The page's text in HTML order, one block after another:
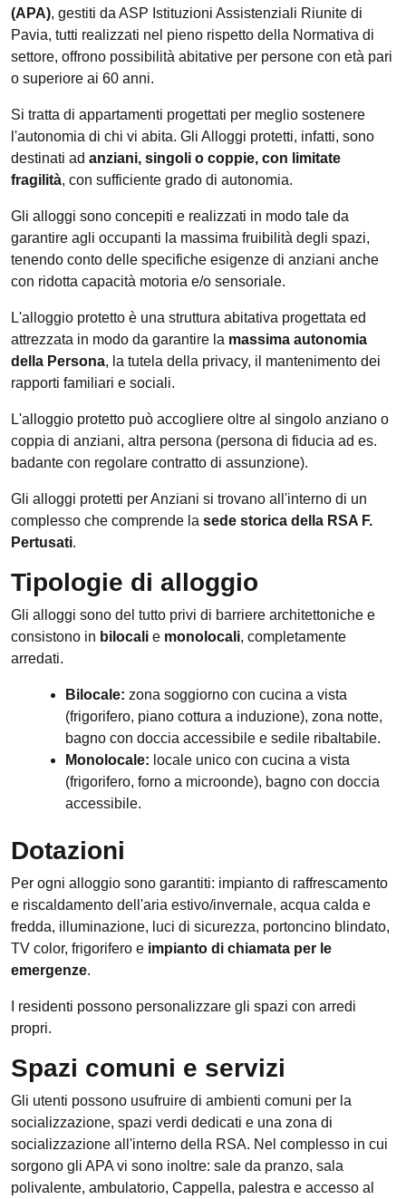
(APA), gestiti da ASP Istituzioni Assistenziali Riunite di
Pavia, tutti realizzati nel pieno rispetto della Normativa di
settore, offrono possibilità abitative per persone con età pari
o superiore ai 60 anni.
Si tratta di appartamenti progettati per meglio sostenere
l'autonomia di chi vi abita. Gli Alloggi protetti, infatti, sono
destinati ad anziani, singoli o coppie, con limitate
fragilità, con sufficiente grado di autonomia.
Gli alloggi sono concepiti e realizzati in modo tale da
garantire agli occupanti la massima fruibilità degli spazi,
tenendo conto delle specifiche esigenze di anziani anche
con ridotta capacità motoria e/o sensoriale.
L'alloggio protetto è una struttura abitativa progettata ed
attrezzata in modo da garantire la massima autonomia
della Persona, la tutela della privacy, il mantenimento dei
rapporti familiari e sociali.
L'alloggio protetto può accogliere oltre al singolo anziano o
coppia di anziani, altra persona (persona di fiducia ad es.
badante con regolare contratto di assunzione).
Gli alloggi protetti per Anziani si trovano all'interno di un
complesso che comprende la sede storica della RSA F.
Pertusati.
Tipologie di alloggio
Gli alloggi sono del tutto privi di barriere architettoniche e
consistono in bilocali e monolocali, completamente
arredati.
Bilocale: zona soggiorno con cucina a vista
(frigorifero, piano cottura a induzione), zona notte,
bagno con doccia accessibile e sedile ribaltabile.
Monolocale: locale unico con cucina a vista
(frigorifero, forno a microonde), bagno con doccia
accessibile.
Dotazioni
Per ogni alloggio sono garantiti: impianto di raffrescamento
e riscaldamento dell'aria estivo/invernale, acqua calda e
fredda, illuminazione, luci di sicurezza, portoncino blindato,
TV color, frigorifero e impianto di chiamata per le
emergenze.
I residenti possono personalizzare gli spazi con arredi
propri.
Spazi comuni e servizi
Gli utenti possono usufruire di ambienti comuni per la
socializzazione, spazi verdi dedicati e una zona di
socializzazione all'interno della RSA. Nel complesso in cui
sorgono gli APA vi sono inoltre: sale da pranzo, sala
polivalente, ambulatorio, Cappella, palestra e accesso al